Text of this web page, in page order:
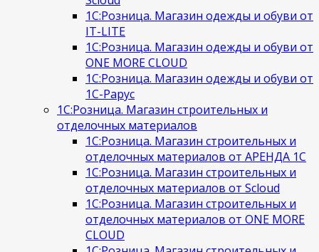
1С:Розница. Магазин одежды и обуви от
IT-LITE
1С:Розница. Магазин одежды и обуви от
ONE MORE CLOUD
1С:Розница. Магазин одежды и обуви от
1С-Рарус
1С:Розница. Магазин строительных и
отделочных материалов
1С:Розница. Магазин строительных и
отделочных материалов от АРЕНДА 1С
1С:Розница. Магазин строительных и
отделочных материалов от Scloud
1С:Розница. Магазин строительных и
отделочных материалов от ONE MORE
CLOUD